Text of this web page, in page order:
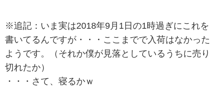
※追記：いま実は2018年9月1日の1時過ぎにこれを
書いてるんですが・・・ここまでで入荷はなかった
ようです。（それか僕が見落としているうちに売り
切れたか）
・・・さて、寝るかｗ